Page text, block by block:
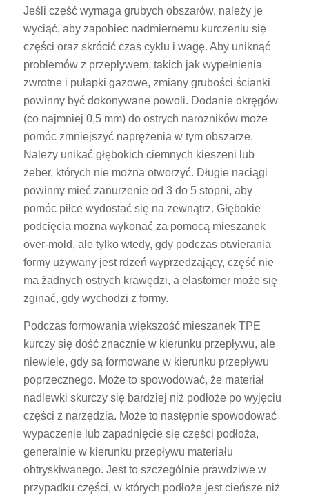
Jeśli część wymaga grubych obszarów, należy je
wyciąć, aby zapobiec nadmiernemu kurczeniu się
części oraz skrócić czas cyklu i wagę. Aby uniknąć
problemów z przepływem, takich jak wypełnienia
zwrotne i pułapki gazowe, zmiany grubości ścianki
powinny być dokonywane powoli. Dodanie okręgów
(co najmniej 0,5 mm) do ostrych narożników może
pomóc zmniejszyć naprężenia w tym obszarze.
Należy unikać głębokich ciemnych kieszeni lub
żeber, których nie można otworzyć. Długie naciągi
powinny mieć zanurzenie od 3 do 5 stopni, aby
pomóc piłce wydostać się na zewnątrz. Głębokie
podcięcia można wykonać za pomocą mieszanek
over-mold, ale tylko wtedy, gdy podczas otwierania
formy używany jest rdzeń wyprzedzający, część nie
ma żadnych ostrych krawędzi, a elastomer może się
zginać, gdy wychodzi z formy.
Podczas formowania większość mieszanek TPE
kurczy się dość znacznie w kierunku przepływu, ale
niewiele, gdy są formowane w kierunku przepływu
poprzecznego. Może to spowodować, że materiał
nadlewki skurczy się bardziej niż podłoże po wyjęciu
części z narzędzia. Może to następnie spowodować
wypaczenie lub zapadnięcie się części podłoża,
generalnie w kierunku przepływu materiału
obtryskiwanego. Jest to szczególnie prawdziwe w
przypadku części, w których podłoże jest cieńsze niż